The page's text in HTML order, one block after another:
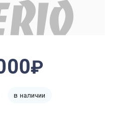
в наличии